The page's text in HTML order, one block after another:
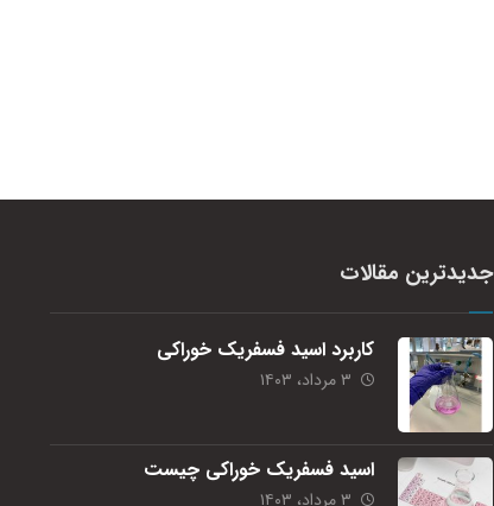
جدیدترین مقالات
کاربرد اسید فسفریک خوراکی
۳ مرداد، ۱۴۰۳
اسید فسفریک خوراکی چیست
۳ مرداد، ۱۴۰۳